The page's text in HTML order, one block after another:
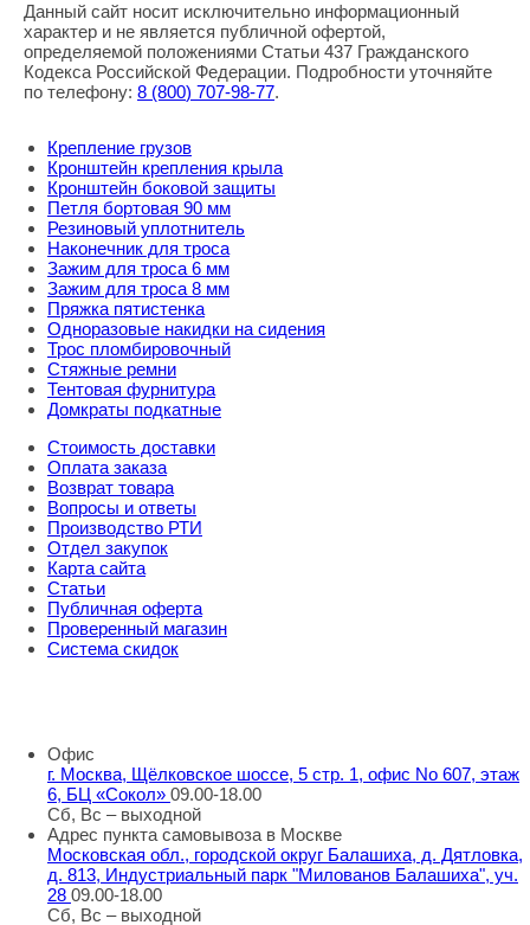
Данный сайт носит исключительно информационный
характер и не является публичной офертой,
определяемой положениями Статьи 437 Гражданского
Кодекса Российской Федерации. Подробности уточняйте
по телефону: 8 (800) 707-98-77.
Крепление грузов
Кронштейн крепления крыла
Кронштейн боковой защиты
Петля бортовая 90 мм
Резиновый уплотнитель
Наконечник для троса
Зажим для троса 6 мм
Зажим для троса 8 мм
Пряжка пятистенка
Одноразовые накидки на сидения
Трос пломбировочный
Стяжные ремни
Тентовая фурнитура
Домкраты подкатные
Стоимость доставки
Оплата заказа
Возврат товара
Вопросы и ответы
Производство РТИ
Отдел закупок
Карта сайта
Статьи
Публичная оферта
Проверенный магазин
Система скидок
Офис
г. Москва, Щёлковское шоссе, 5 стр. 1, офис No 607, этаж
6, БЦ «Сокол» 09.00-18.00
Сб, Вс – выходной
Адрес пункта самовывоза в Москве
Московская обл., городской округ Балашиха, д. Дятловка,
д. 813, Индустриальный парк "Милованов Балашиха", уч.
28 09.00-18.00
Сб, Вс – выходной